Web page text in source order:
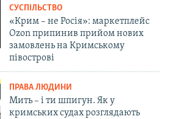
СУСПІЛЬСТВО
«Крим – не Росія»: маркетплейс
Ozon припинив прийом нових
замовлень на Кримському
півострові
ПРАВА ЛЮДИНИ
Мить – і ти шпигун. Як у
кримських судах розглядають